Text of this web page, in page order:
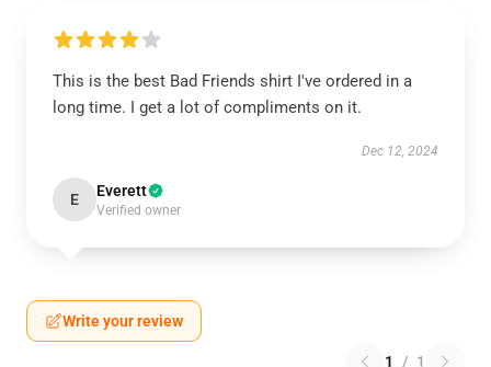
This is the best Bad Friends shirt I've ordered in a
long time. I get a lot of compliments on it.
Dec 12, 2024
E Everett
Verified owner
Write your review
1 / 1